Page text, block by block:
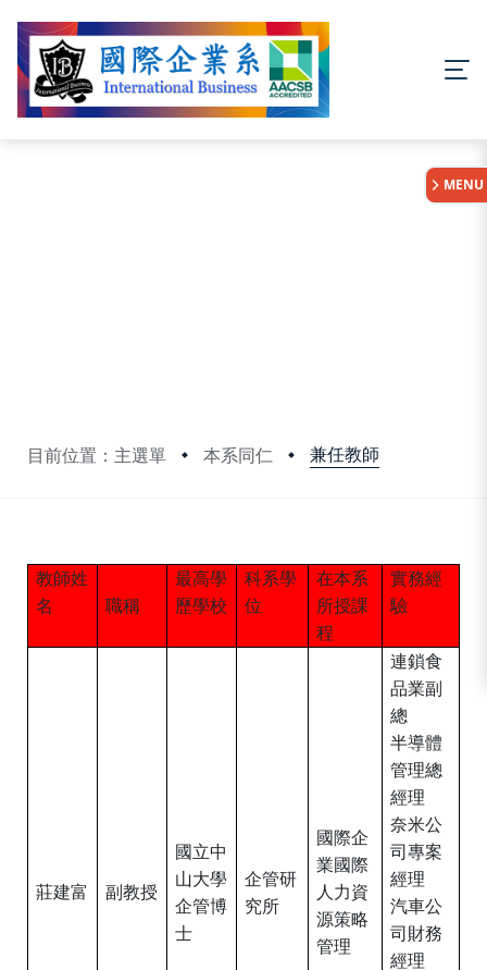
目前位置：主選單 本系同仁 兼任教師
:::
MENU
教師姓
名
職稱
最高學
歷學校
科系學
位
在本系
所授課
程
實務經
驗
莊建富 副教授
國立中
山大學
企管博
士
企管研
究所
國際企
業國際
人力資
源策略
管理
連鎖食
品業副
總
半導體
管理總
經理
奈米公
司專案
經理
汽車公
司財務
經理